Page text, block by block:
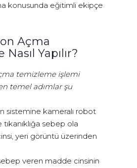
konusunda eğitimli ekipçe
Açma
Yapılır?
temizleme işlemi
temel adımlar şu
sistemine kameralı robot
sebep ola
yeri görüntü üzerinden
sebep veren madde cinsinin